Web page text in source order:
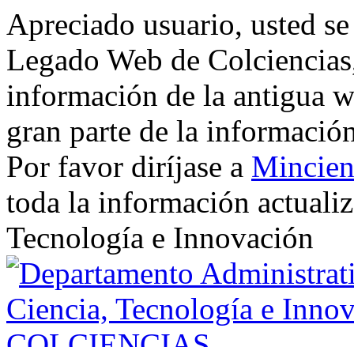
Apreciado usuario, usted
Legado Web de
información de la antigua
gran parte de la
Por favor diríjase a
toda la información
Tecnología e Innovación